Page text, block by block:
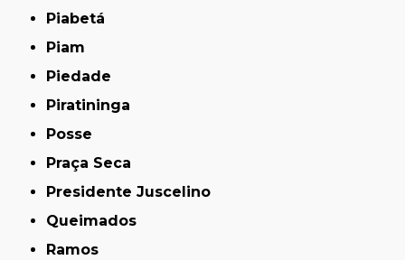
Piabetá
Piam
Piedade
Piratininga
Posse
Praça Seca
Presidente Juscelino
Queimados
Ramos